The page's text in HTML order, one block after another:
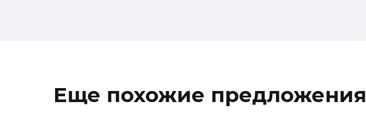
Еще похожие предложения